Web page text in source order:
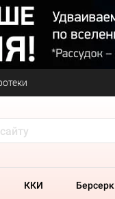
ККИ Берсерк